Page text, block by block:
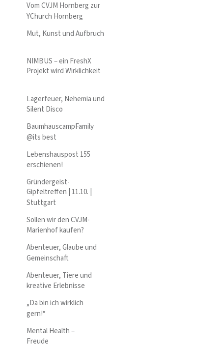
Vom CVJM Hornberg zur
YChurch Hornberg
Mut, Kunst und Aufbruch
NIMBUS – ein FreshX
Projekt wird Wirklichkeit
Lagerfeuer, Nehemia und
Silent Disco
BaumhauscampFamily
@its best
Lebenshauspost 155
erschienen!
Gründergeist-
Gipfeltreffen | 11.10. |
Stuttgart
Sollen wir den CVJM-
Marienhof kaufen?
Abenteuer, Glaube und
Gemeinschaft
Abenteuer, Tiere und
kreative Erlebnisse
„Da bin ich wirklich
gern!“
Mental Health –
Freude